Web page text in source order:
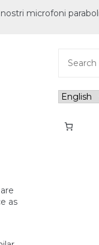
microfoni
as
for:
Choose
a